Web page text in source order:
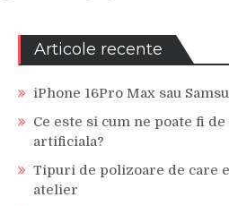
Articole recente
iPhone 16Pro Max sau
Ce este si cum ne poate fi
artificiala?
Tipuri de polizoare de care
atelier